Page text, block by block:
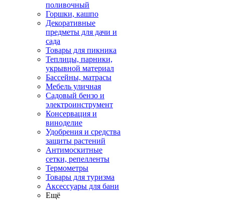
поливочный
Горшки, кашпо
Декоративные
предметы для дачи и
сада
Товары для пикника
Теплицы, парники,
укрывной материал
Бассейны, матрасы
Мебель уличная
Садовый бензо и
электроинструмент
Консервация и
виноделие
Удобрения и средства
защиты растений
Антимоскитные
сетки, репелленты
Термометры
Товары для туризма
Аксессуары для бани
Ещё